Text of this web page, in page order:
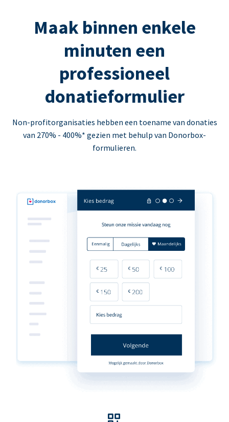
Maak binnen enkele
minuten een
professioneel
donatieformulier
Non-profitorganisaties hebben een toename van donaties
van 270% - 400%* gezien met behulp van Donorbox-
formulieren.